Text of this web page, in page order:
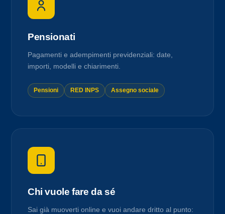
Pensionati
Pagamenti e adempimenti previdenziali: date,
importi, modelli e chiarimenti.
Pensioni RED INPS Assegno sociale
Chi vuole fare da sé
Sai già muoverti online e vuoi andare dritto al punto: